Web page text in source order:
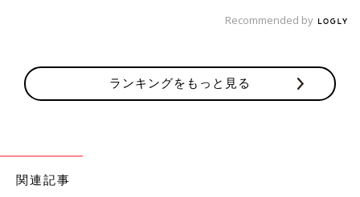
Recommended by
ランキングをもっと見る
関連記事